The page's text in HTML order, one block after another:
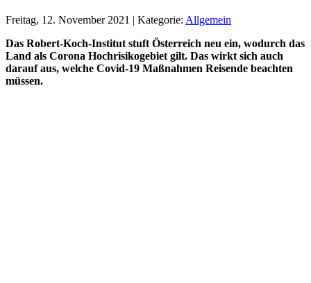
Freitag, 12. November 2021 | Kategorie: Allgemein
Das Robert-Koch-Institut stuft Österreich neu ein, wodurch das
Land als Corona Hochrisikogebiet gilt. Das wirkt sich auch
darauf aus, welche Covid-19 Maßnahmen Reisende beachten
müssen.